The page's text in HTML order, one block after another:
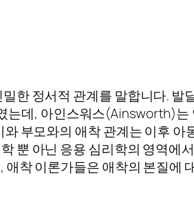
한 정서적 관계를 말합니다. 발
데, 아인스워스(Ainsworth)는
부모와의 애착 관계는 이후 아
뿐 아닌 응용 심리학의 영역에
착 이론가들은 애착의 본질에